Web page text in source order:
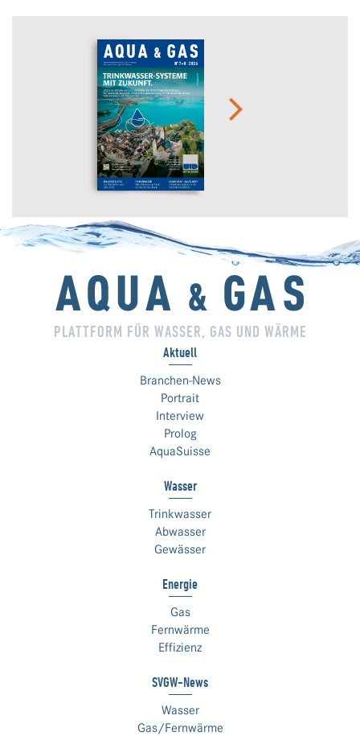
PLATTFORM FÜR WASSER, GAS UND WÄRME
Aktuell
Branchen-News
Portrait
Interview
Prolog
AquaSuisse
Wasser
Trinkwasser
Abwasser
Gewässer
Energie
Gas
Fernwärme
Effizienz
SVGW-News
Wasser
Gas/Fernwärme